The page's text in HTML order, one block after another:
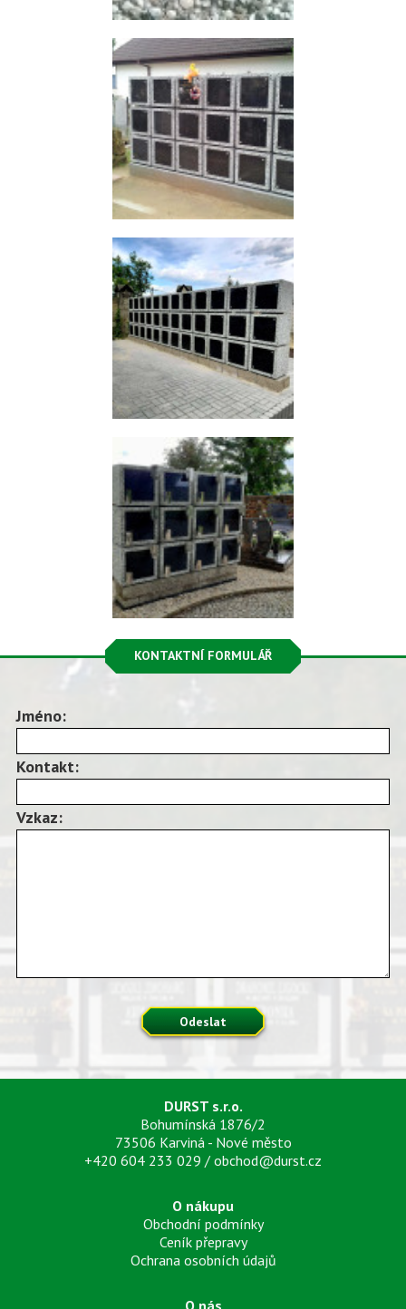
KONTAKTNÍ FORMULÁŘ
Jméno:
Kontakt:
Vzkaz:
Odeslat
DURST s.r.o.
Bohumínská 1876/2
73506 Karviná - Nové město
+420 604 233 029 / obchod@durst.cz
O nákupu
Obchodní podmínky
Ceník přepravy
Ochrana osobních údajů
O nás